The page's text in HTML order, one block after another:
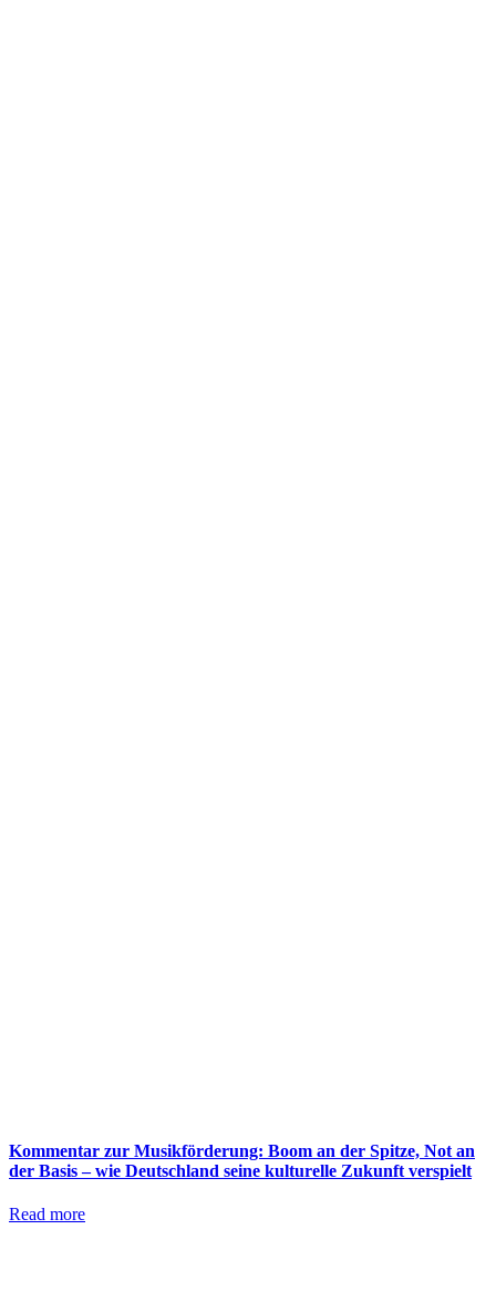
Kommentar zur Musikförderung: Boom an der Spitze, Not an
der Basis – wie Deutschland seine kulturelle Zukunft verspielt
Read more